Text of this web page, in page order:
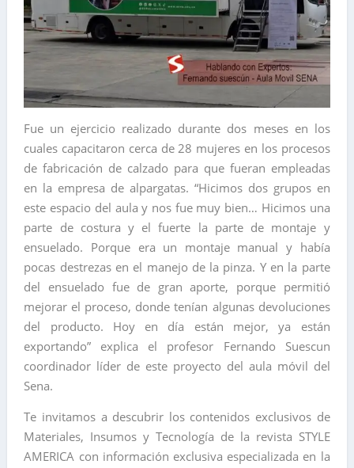
Fue un ejercicio realizado durante dos meses en los
cuales capacitaron cerca de 28 mujeres en los procesos
de fabricación de calzado para que fueran empleadas
en la empresa de alpargatas. “Hicimos dos grupos en
este espacio del aula y nos fue muy bien… Hicimos una
parte de costura y el fuerte la parte de montaje y
ensuelado. Porque era un montaje manual y había
pocas destrezas en el manejo de la pinza. Y en la parte
del ensuelado fue de gran aporte, porque permitió
mejorar el proceso, donde tenían algunas devoluciones
del producto. Hoy en día están mejor, ya están
exportando” explica el profesor Fernando Suescun
coordinador líder de este proyecto del aula móvil del
Sena.
Te invitamos a descubrir los contenidos exclusivos de
Materiales, Insumos y Tecnología de la revista STYLE
AMERICA con información exclusiva especializada en la